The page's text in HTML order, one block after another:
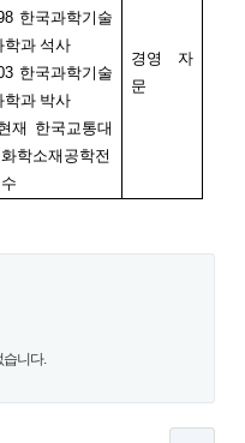
한국과학기술
학과 석사
한국과학기술
학과 박사
재 한국교통대
학소재공학전
경영 자
문
습니다.